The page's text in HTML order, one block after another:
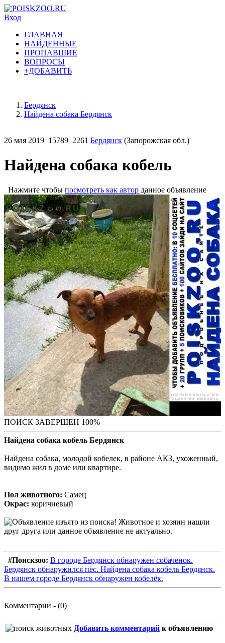
Вход
ГЛАВНАЯ
НАЙДЕННЫЕ
ПРОПАВШИЕ
ВОПРОСЫ
+ДОБАВИТЬ
Бердянск
Найдена собака Бердянск
26 мая 2019 15789 2261 Бердянск (Запорожская обл.)
Найдена собака кобель
Нажмите чтобы посмотреть как автор данное объявление
ПОИСК ЗАВЕРШЕН 100%
Найдена собака кобель Бердянск
Найдена собака, молодой кобелек, в районе АКЗ, ухоженный,
видимо жил в доме или квартире.
Пол животного: Самец
Окрас: коричневый
#Поискзоо: В городе Бердянск обнаружен собаченок.
Бердянск обнаружился пёс. Найдена собака кобель Бердянск.
В нашем городе Бердянск обнаружен кобелёк.
Комментарии - (0)
Добавить комментарий к объявлению